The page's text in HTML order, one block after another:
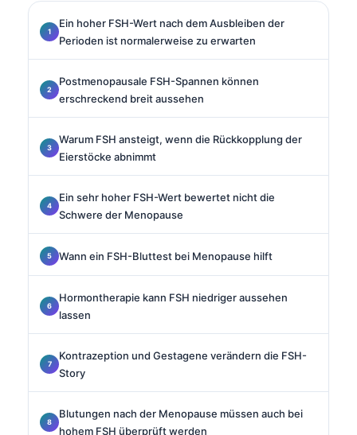
Ein hoher FSH-Wert nach dem Ausbleiben der
Perioden ist normalerweise zu erwarten
Postmenopausale FSH-Spannen können
erschreckend breit aussehen
Warum FSH ansteigt, wenn die Rückkopplung der
Eierstöcke abnimmt
Ein sehr hoher FSH-Wert bewertet nicht die
Schwere der Menopause
Wann ein FSH-Bluttest bei Menopause hilft
Hormontherapie kann FSH niedriger aussehen
lassen
Kontrazeption und Gestagene verändern die FSH-
Story
Blutungen nach der Menopause müssen auch bei
hohem FSH überprüft werden